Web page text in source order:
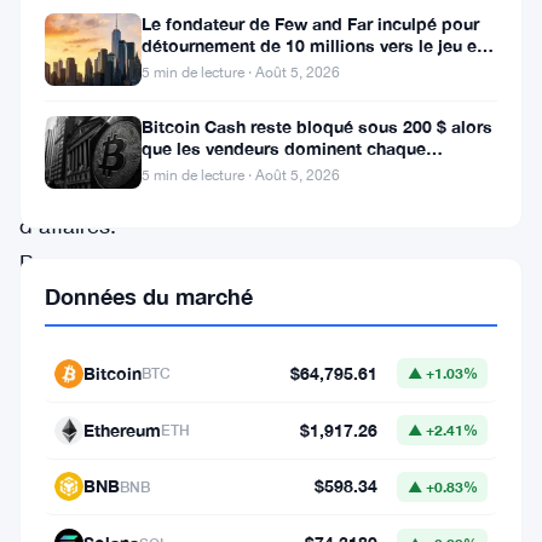
Panther
Hollow
construit
une
banque
d’affaires.
Pas
une
typique
structure
hybride
Le fondateur de Few and Far inculpé pour
détournement de 10 millions vers le jeu et
l’immobilier
5 min de lecture · Août 5, 2026
Bitcoin Cash reste bloqué sous 200 $ alors
que les vendeurs dominent chaque
tentative de rallye
5 min de lecture · Août 5, 2026
Données du marché
BitcoinBTC $64,795.61 ▲ +1.03%
EthereumETH $1,917.26 ▲ +2.41%
BNBBNB $598.34 ▲ +0.83%